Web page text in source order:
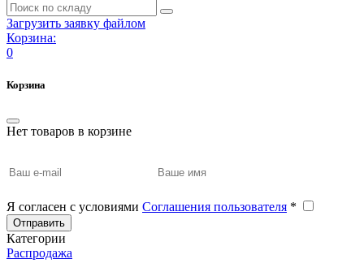
Загрузить заявку файлом
Корзина:
0
Корзина
Нет товаров в корзине
Я согласен с условиями Соглашения пользователя *
Отправить
Категории
Распродажа